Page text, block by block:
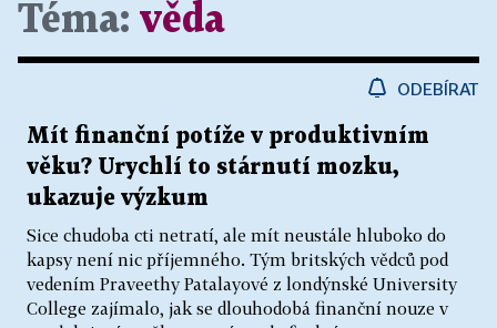
Téma: věda
ODEBÍRAT
Mít finanční potíže v produktivním
věku? Urychlí to stárnutí mozku,
ukazuje výzkum
Sice chudoba cti netratí, ale mít neustále hluboko do
kapsy není nic příjemného. Tým britských vědců pod
vedením Praveethy Patalayové z londýnské University
College zajímalo, jak se dlouhodobá finanční nouze v